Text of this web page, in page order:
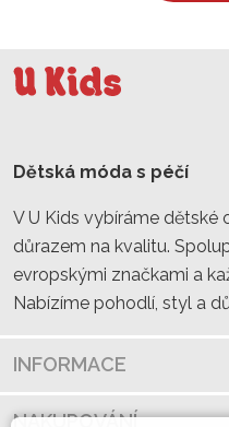
Dětská móda s péčí
V U Kids vybíráme dětské
důrazem na kvalitu.
evropskými značkami a
Nabízíme pohodlí, styl a
INFORMACE
NAKUPOVÁNÍ